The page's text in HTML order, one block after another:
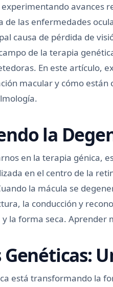
avances
de las enfermedades
causa de pérdida de
de la terapia
En este artículo,
macular y cómo
la
en la terapia génica,
en el centro de la
la mácula se
la conducción y
la forma seca. Aprender
está transformando la